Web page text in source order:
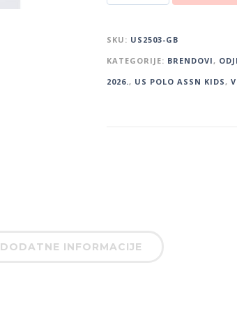
SKU: US2503-GB
KATEGORIJE: BRENDOVI,
2026., US POLO ASSN KIDS,
DODATNE INFORMACIJE